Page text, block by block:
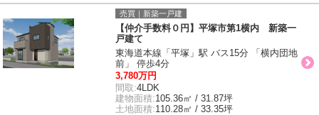
売買｜新築一戸建
【仲介手数料０円】平塚市第1横内 新築一
戸建て
東海道本線「平塚」駅 バス15分 「横内団地
前」 停歩4分
3,780万円
間取:4LDK
建物面積:105.36㎡ / 31.87坪
土地面積:110.28㎡ / 33.35坪